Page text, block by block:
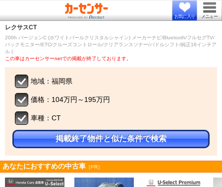
お気に入り メニュー
レクサスCT
200h バージョンC (ホワイトパールクリスタルシャイン) メーカーナビ/Bluetooth/フルセグTV/
バックモニター/ETC/クルーズコントロール/クリアランスソナー/パドルシフト/純正16インチア
ルミ
この車はカーセンサーnetでの掲載が終了しております。
地域：福岡県
価格：104万円～195万円
車種：CT
掲載終了物件と似た条件で検索
あなたにおすすめの中古車 ［PR］